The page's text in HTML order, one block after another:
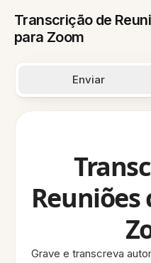
Transcrição de
para Zoom
Enviar
Reuniões
Grave e transcreva